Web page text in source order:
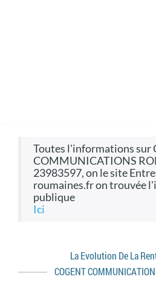
toutes l'informations sur COGENT
COMMUNICATIONS
23983597, on le site
roumaines.fr on trouvée
publique
ici
La Evolution De La
COGENT